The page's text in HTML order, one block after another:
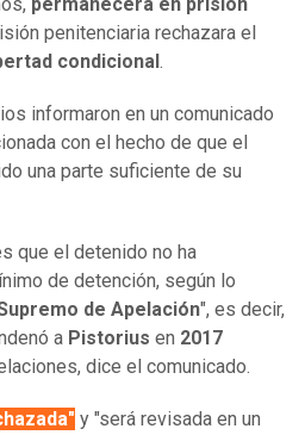
permanecerá en prisión
penitenciaria rechazara el
condicional .
informaron en un comunicado
con el hecho de que el
una parte suficiente de su
que el detenido no ha
de detención, según lo
de Apelación", es decir,
a Pistorius en 2017
dice el comunicado.
y "será revisada en un